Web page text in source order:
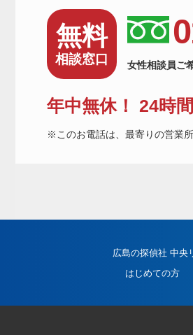
無料
相談窓口 女性相談員ご
年中無休！ 24時間
※このお電話は、最寄りの営業所
広島の探偵社 中央
はじめての方